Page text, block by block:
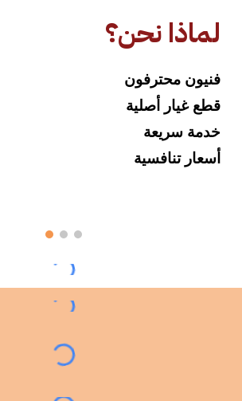
لماذا نحن؟
فنيون محترفون
قطع غيار أصلية
خدمة سريعة
أسعار تنافسية